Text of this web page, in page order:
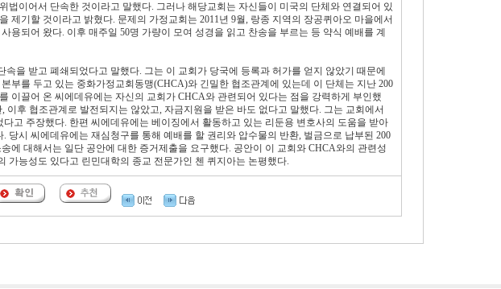
법이어서 단속한 것이라고 말했다. 그러나 해당교회는 자신들이 미국의 단체와 연결되어 있
제기할 것이라고 밝혔다. 문제의 가정교회는 2011년 9월, 랑종 지역의 장공퀴아오 마을에서
용되어 왔다. 이후 매주일 50명 가량이 모여 성경을 읽고 찬송을 부르는 등 약식 예배를 계
을 받고 폐쇄되었다고 말했다. 그는 이 교회가 당국에 등록과 허가를 얻지 않았기 때문에
부를 두고 있는 중화가정교회동맹(CHCA)와 긴밀한 협조관계에 있는데 이 단체는 지난 200
이끌어 온 씨에데유에는 자신의 교회가 CHCA와 관련되어 있다는 점을 강력하게 부인했
후 협조관계로 발전되지는 않았고, 자금지원을 받은 바도 없다고 말했다. 그는 교회에서
고 주장했다. 한편 씨에데유에는 베이징에서 활동하고 있는 리둔용 변호사의 도움을 받아
당시 씨에데유에는 재심청구를 통해 예배를 할 권리와 압수물의 반환, 벌금으로 납부된 200
에 대해서는 일단 공안에 대한 증거제출을 요구했다. 공안이 이 교회와 CHCA와의 관련성
가능성도 있다고 린민대학의 종교 전문가인 첸 퀴지아는 논평했다.